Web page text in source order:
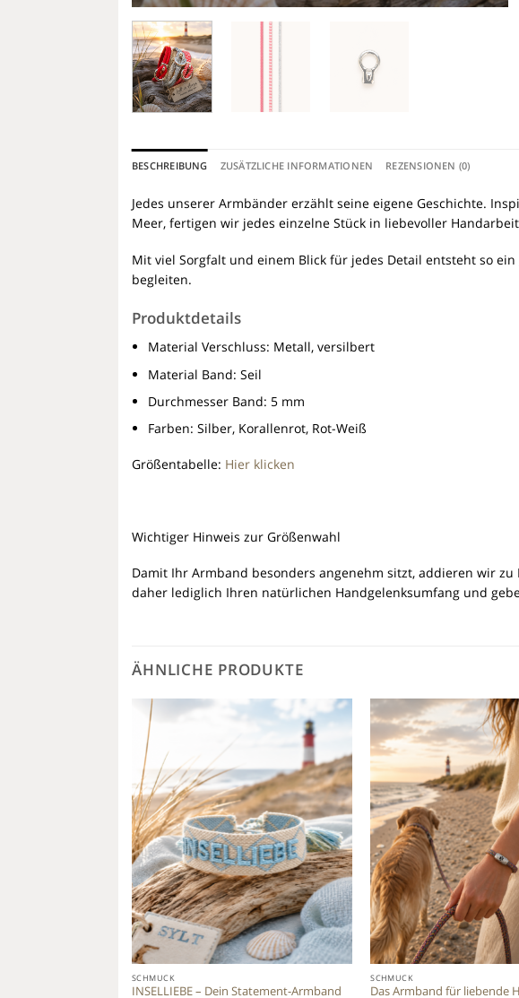
BESCHREIBUNG ZUSÄTZLICHE INFORMATIONEN REZENSIONEN (0)
Jedes unserer Armbänder erzählt seine eigene Geschichte.
Meer, fertigen wir jedes einzelne Stück in liebevoller
Mit viel Sorgfalt und einem Blick für jedes Detail entsteht so
begleiten.
Produktdetails
Material Verschluss: Metall, versilbert
Material Band: Seil
Durchmesser Band: 5 mm
Farben: Silber, Korallenrot, Rot-Weiß
Größentabelle: Hier klicken
Wichtiger Hinweis zur Größenwahl
Damit Ihr Armband besonders angenehm sitzt, addieren wir
daher lediglich Ihren natürlichen Handgelenksumfang und
ÄHNLICHE PRODUKTE
Add to
wishlist
SCHMUCK
INSELLIEBE – Dein Statement-Armband
SCHMUCK
Das Armband für liebende